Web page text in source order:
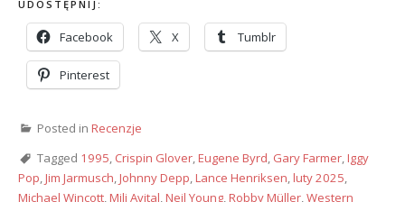
UDOSTĘPNIJ:
Facebook X Tumblr
Pinterest
Posted in Recenzje
Tagged 1995, Crispin Glover,Eugene Byrd, Gary Farmer,Iggy
Pop,Jim Jarmusch,Johnny Depp,Lance Henriksen,luty 2025,
Michael Wincott,Mili Avital,Neil Young,Robby Müller,Western